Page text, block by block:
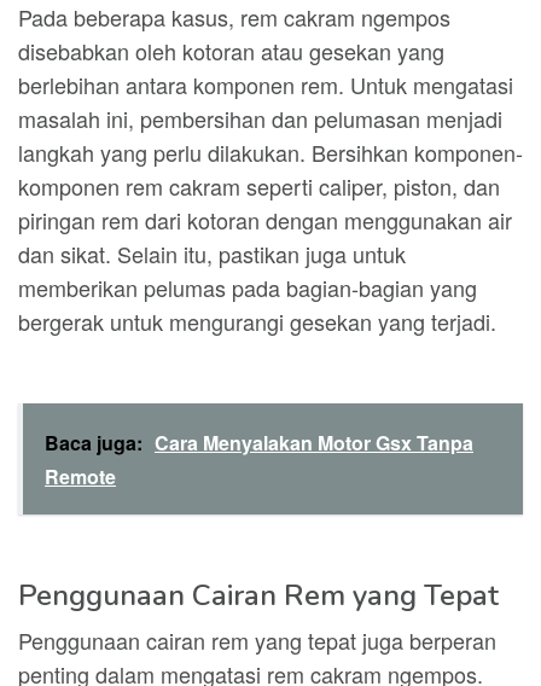
Pada beberapa kasus, rem cakram ngempos
disebabkan oleh kotoran atau gesekan yang
berlebihan antara komponen rem. Untuk mengatasi
masalah ini, pembersihan dan pelumasan menjadi
langkah yang perlu dilakukan. Bersihkan komponen-
komponen rem cakram seperti caliper, piston, dan
piringan rem dari kotoran dengan menggunakan air
dan sikat. Selain itu, pastikan juga untuk
memberikan pelumas pada bagian-bagian yang
bergerak untuk mengurangi gesekan yang terjadi.
Baca juga: Cara Menyalakan Motor Gsx Tanpa
Remote
Penggunaan Cairan Rem yang Tepat
Penggunaan cairan rem yang tepat juga berperan
penting dalam mengatasi rem cakram ngempos.